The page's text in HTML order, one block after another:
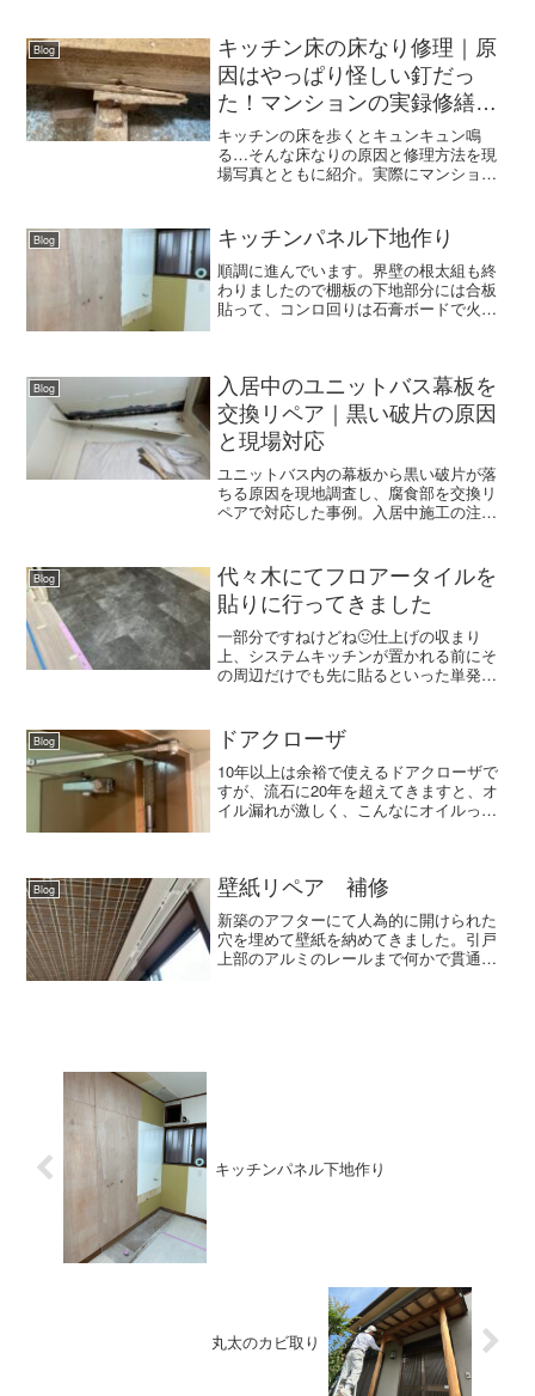
Blog
キッチン床の床なり修理｜原
因はやっぱり怪しい釘だっ
た！マンションの実録修繕事
例（国分寺市）
キッチンの床を歩くとキュンキュン鳴
る…そんな床なりの原因と修理方法を現
場写真とともに紹介。実際にマンション
プラスα
Blog キッチンパネル下地作り
順調に進んでいます。界壁の根太組も終
わりましたので棚板の下地部分には合板
貼って、コンロ回りは石膏ボードで火の
りにやり易くしてくれたの...
Blog
入居中のユニットバス幕板を
交換リペア｜黒い破片の原因
と現場対応
ユニットバス内の幕板から黒い破片が落
ちる原因を現地調査し、腐食部を交換リ
ペアで対応した事例。入居中施工の注意
Blog
代々木にてフロアータイルを
貼りに行ってきました
一部分ですねけどね🙂仕上げの収まり
上、システムキッチンが置かれる前にそ
の周辺だけでも先に貼るといった単発の
粉塵を吸い上げてアースタックで下地の
段差を解消させて貼り付けス...
Blog ドアクローザ
10年以上は余裕で使えるドアクローザで
すが、流石に20年を超えてきますと、オ
イル漏れが激しく、こんなにオイルって
にもオイルがぽつ...
Blog 壁紙リペア 補修
新築のアフターにて人為的に開けられた
穴を埋めて壁紙を納めてきました。引戸
上部のアルミのレールまで何かで貫通さ
キッチンパネル下地作り
丸太のカビ取り